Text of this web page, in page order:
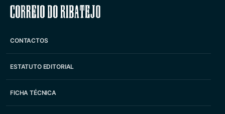
Correio do Ribatejo
CONTACTOS
ESTATUTO EDITORIAL
FICHA TÉCNICA